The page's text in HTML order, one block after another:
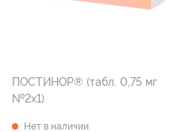
ПОСТИНОР® (табл. 0,75 мг
№2х1)
Нет в наличии